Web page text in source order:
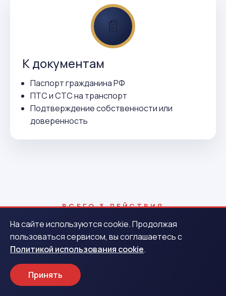
📄
К документам
Паспорт гражданина РФ
ПТС и СТС на транспорт
Подтверждение собственности или
доверенность
ВСЕГО 3 ДЕЙСТВИЯ
Как получить деньги в
Аркадаке
1
На сайте используются cookie. Продолжая
пользоваться сервисом, вы соглашаетесь с
Политикой использования cookie.
Принять